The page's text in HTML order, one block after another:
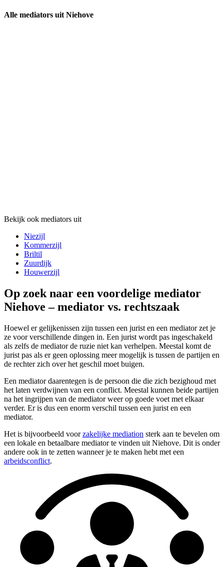
Alle mediators uit Niehove
Bekijk ook mediators uit
Niezijl
Kommerzijl
Briltil
Zuurdijk
Houwerzijl
Op zoek naar een voordelige mediator
Niehove – mediator vs. rechtszaak
Hoewel er gelijkenissen zijn tussen een jurist en een mediator zet je
ze voor verschillende dingen in. Een jurist wordt pas ingeschakeld
als zelfs de mediator de ruzie niet kan verhelpen. Meestal komt de
jurist pas als er geen oplossing meer mogelijk is tussen de partijen en
de rechter zich over het geschil moet buigen.
Een mediator daarentegen is de persoon die die zich bezighoud met
het laten verdwijnen van een conflict. Meestal kunnen beide partijen
na het ingrijpen van de mediator weer op goede voet met elkaar
verder. Er is dus een enorm verschil tussen een jurist en een
mediator.
Het is bijvoorbeeld voorzakelijke mediation sterk aan te bevelen om
een lokale en betaalbare mediator te vinden uit Niehove. Dit is onder
andere ook in te zetten wanneer je te maken hebt met een
arbeidsconflict.